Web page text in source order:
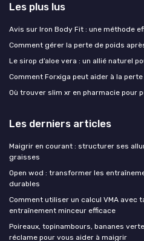
Les plus lus
Avis sur Iron Body Fit : une méthode
Comment gérer la perte de poids
Le sirop d’aloe vera : un allié naturel
Comment Forxiga peut aider à la
Où trouver slim xr en pharmacie pour
Les derniers articles
Maigrir en courant : structurer ses
graisses
Open wod : transformer les
durables
Comment utiliser un calcul VMA avec
entraînement minceur efficace
Poireaux, topinambours, bananes
réclame pour vous aider à maigrir